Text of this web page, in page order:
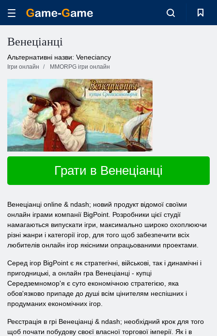
Венеціанці
Альтернативні назви: Veneciancy
Ігри онлайн MMORPG ігри онлайн
Грати в Венеціанці
Венеціанці online & ndash; новий продукт відомої своїми
онлайн іграми компанії BigPoint. Розробники цієї студії
намагаються випускати ігри, максимально широко охоплюючи
різні жанри і категорії ігор, для того щоб забезпечити всіх
любителів онлайн ігор якісними опрацьованими проектами.
Серед ігор BigPoint є як стратегічні, військові, так і динамічні і
пригодницькі, а онлайн гра Венеціанці - купці
Середземномор'я є суто економічною стратегією, яка
обов'язково припаде до душі всім цінителям неспішних і
продуманих економічних ігор.
Реєстрація в грі Венеціанці & ndash; необхідний крок для того
щоб почати побудову своєї власної торгової імперії. Як і в